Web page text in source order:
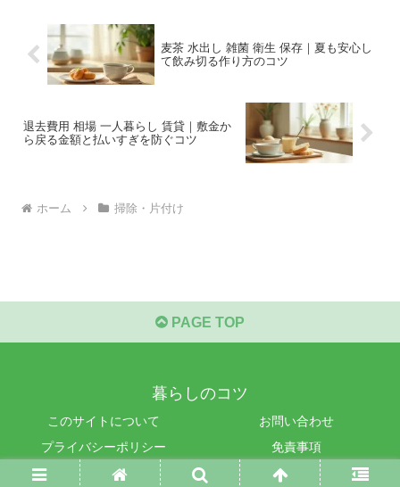
麦茶 水出し 雑菌 衛生 保存｜夏も安心し
て飲み切る作り方のコツ
退去費用 相場 一人暮らし 賃貸｜敷金か
ら戻る金額と払いすぎを防ぐコツ
ホーム 掃除・片付け
PAGE TOP
暮らしのコツ
このサイトについて
お問い合わせ
プライバシーポリシー
免責事項
© 2025 暮らしのコツ.